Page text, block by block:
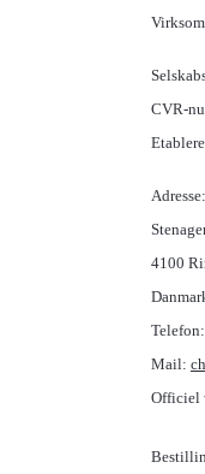
CVR-
Adresse:
4100
Mail:
Officiel